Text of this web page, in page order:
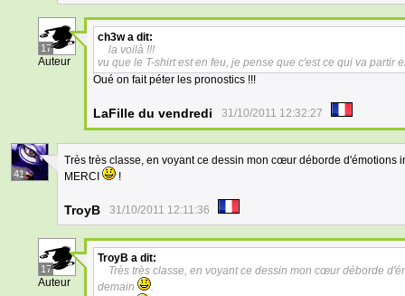
17
Auteur
ch3wa dit:
la voilà !!!
vu que le T-shirt est en feu, je pense que c'est ce qui va partir
Oué on fait péter les pronostics !!!
LaFille du vendredi 31/10/2011 12:32:27
41
Très très classe, en voyant ce dessin mon cœur déborde
MERCI
!
TroyB 31/10/2011 12:11:36
17
Auteur
TroyB a dit:
Très très classe, en voyant ce dessin mon cœur déborde
demain
.